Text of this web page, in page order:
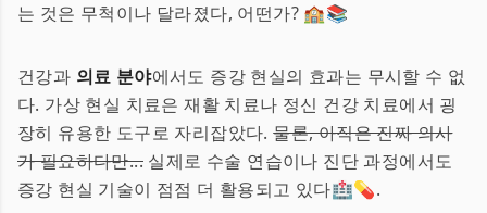
는 것은 무척이나 달라졌다, 어떤가? 🏫📚
건강과 의료 분야에서도 증강 현실의 효과는 무시할 수 없
다. 가상 현실 치료은 재활 치료나 정신 건강 치료에서 굉
장히 유용한 도구로 자리잡았다.물론, 아직은 진짜 의사
가 필요하다만... 실제로 수술 연습이나 진단 과정에서도
증강 현실 기술이 점점 더 활용되고 있다🏥💊.